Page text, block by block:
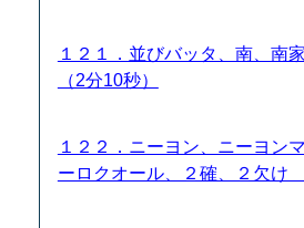
１２１．並びバッタ、南、南
（2分10秒）
１２２．ニーヨン、ニーヨン
ーロクオール、２確、２欠け